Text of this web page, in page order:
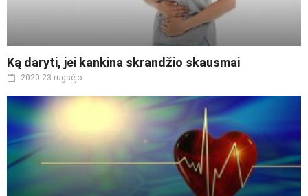
Ką daryti, jei kankina skrandžio skausmai
2020 23 rugsėjo